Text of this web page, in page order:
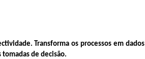
Transforma os processos em dados
de decisão.